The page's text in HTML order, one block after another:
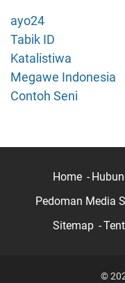
ayo24
Tabik ID
Katalistiwa
Megawe Indonesia
Contoh Seni
Home
Pedoman Media
Sitemap
©